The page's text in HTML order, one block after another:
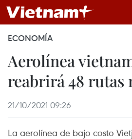
ECONOMÍA
Aerolínea
reabrirá 48 rutas
21/10/2021 09:26
La aerolínea de bajo costo